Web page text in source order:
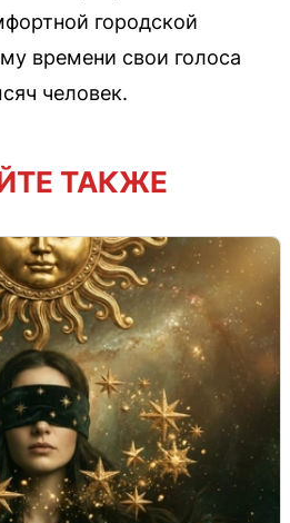
городской
времени свои голоса
человек.
ТАКЖЕ